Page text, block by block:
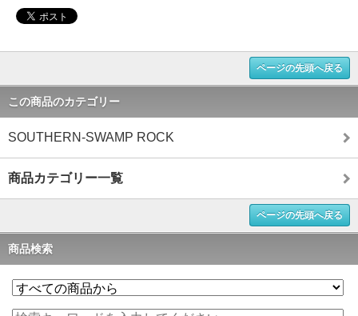
ページの先頭へ戻る
この商品のカテゴリー
SOUTHERN-SWAMP ROCK
商品カテゴリー一覧
ページの先頭へ戻る
商品検索